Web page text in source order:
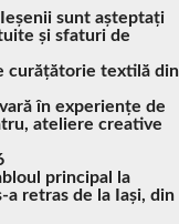
sunt așteptați
și sfaturi de
curățătorie textilă din
în experiențe de
ateliere creative
principal la
a retras de la Iași, din